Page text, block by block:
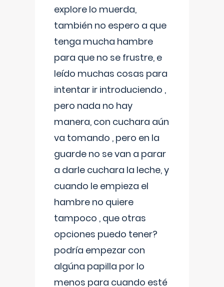
explore lo muerda,
también no espero a que
tenga mucha hambre
para que no se frustre, e
leído muchas cosas para
intentar ir introduciendo ,
pero nada no hay
manera, con cuchara aún
va tomando , pero en la
guarde no se van a parar
a darle cuchara la leche, y
cuando le empieza el
hambre no quiere
tampoco , que otras
opciones puedo tener?
podría empezar con
algúna papilla por lo
menos para cuando esté